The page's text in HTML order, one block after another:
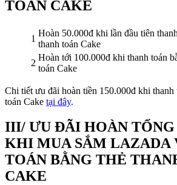
TOÁN CAKE
1
Hoàn 50.000đ khi lần đầu tiên
thanh toán Cake
2
Hoàn tới 100.000đ khi thanh toán
toán Cake
Chi tiết ưu đãi hoàn tiền 150.000đ khi thanh
toán Cake tại đây.
III/ ƯU ĐÃI HOÀN TỔNG
KHI MUA SẮM LAZADA
TOÁN BẰNG THẺ
CAKE